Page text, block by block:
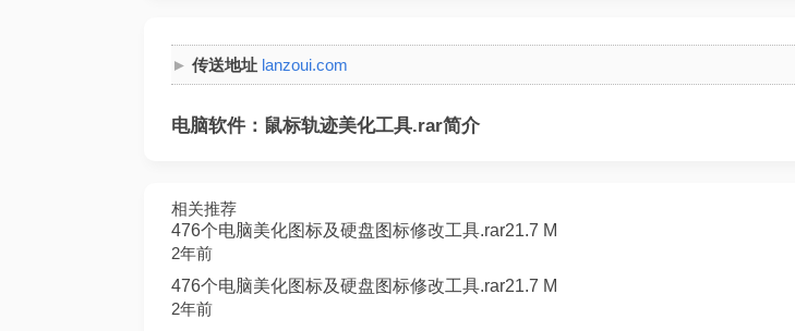
传送地址 lanzoui.com
电脑软件：鼠标轨迹美化工具.rar简介
相关推荐
476个电脑美化图标及硬盘图标修改工具.rar21.7 M
2年前
476个电脑美化图标及硬盘图标修改工具.rar21.7 M
2年前